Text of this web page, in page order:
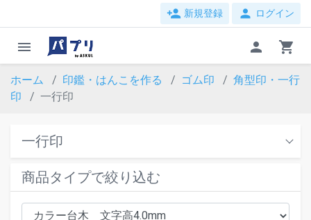
person_add 新規登録 person ログイン
menu person shopping_cart
ホーム 印鑑・はんこを作る ゴム印
角型印・一行
印
一行印
一行印
商品タイプで絞り込む